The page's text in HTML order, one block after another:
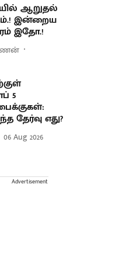
ஆறுதல்
இன்றைய
இதோ.!
5
தேர்வு எது?
06 Aug 2026
Advertisement